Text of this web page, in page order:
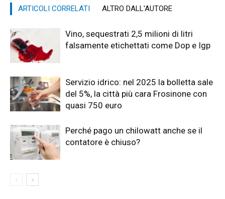
ARTICOLI CORRELATI ALTRO DALL'AUTORE
Vino, sequestrati 2,5 milioni di litri
falsamente etichettati come Dop e Igp
Servizio idrico: nel 2025 la bolletta sale
del 5%, la città più cara Frosinone con
quasi 750 euro
Perché pago un chilowatt anche se il
contatore è chiuso?